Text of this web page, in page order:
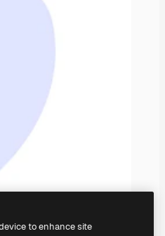
to enhance site